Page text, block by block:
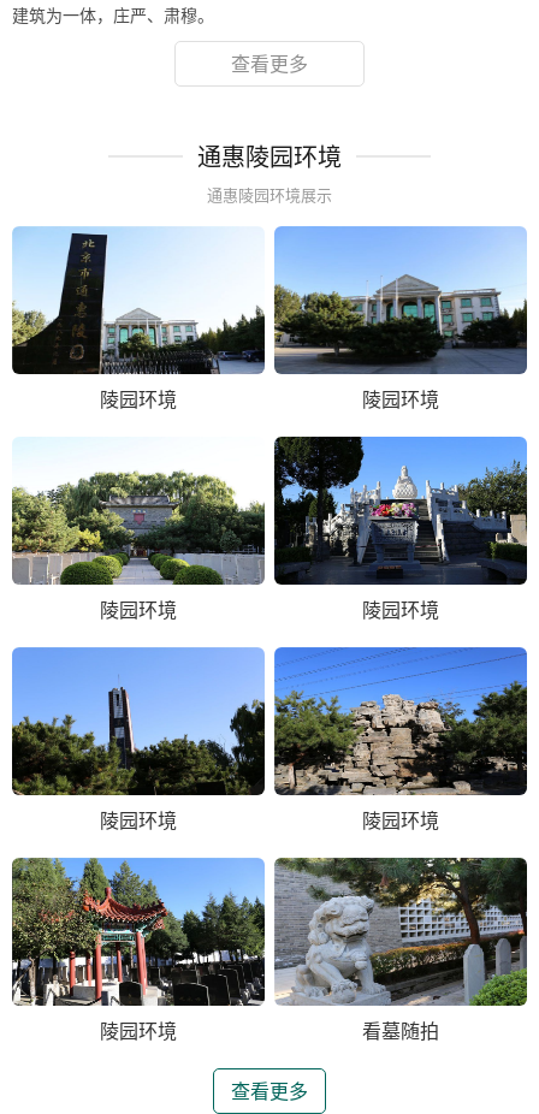
建筑为一体，庄严、肃穆。
查看更多
通惠陵园环境
通惠陵园环境展示
陵园环境 陵园环境
陵园环境 陵园环境
陵园环境 陵园环境
陵园环境 看墓随拍
查看更多